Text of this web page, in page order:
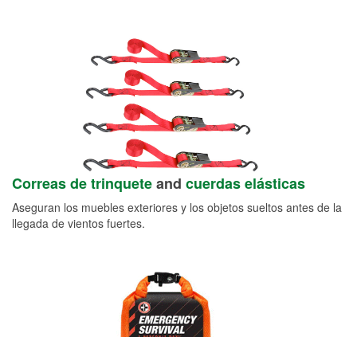
Correas de trinqueteand cuerdas elásticas
Aseguran los muebles exteriores y los objetos sueltos antes de la
llegada de vientos fuertes.